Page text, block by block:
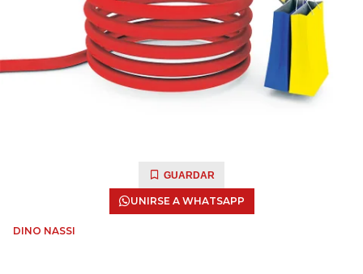
GUARDAR
UNIRSE A WHATSAPP
DINO NASSI